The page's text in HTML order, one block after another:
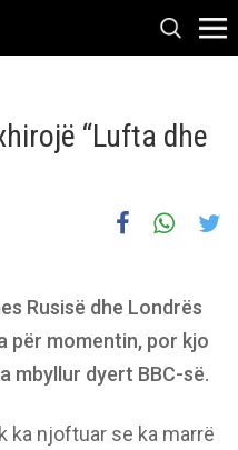
“Lufta dhe
Rusisë dhe Londrës
për momentin, por kjo
mbyllur dyert BBC-së.
ka njoftuar se ka marrë